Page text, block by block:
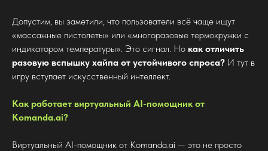
Допустим, вы заметили, что пользователи всё чаще ищут
«массажные пистолеты» или «многоразовые термокружки с
индикатором температуры». Это сигнал. Но как отличить
разовую вспышку хайпа от устойчивого спроса? И тут в
игру вступает искусственный интеллект.
Как работает виртуальный AI-помощник от
Komanda.ai?
Виртуальный AI-помощник от Komanda.ai — это не просто